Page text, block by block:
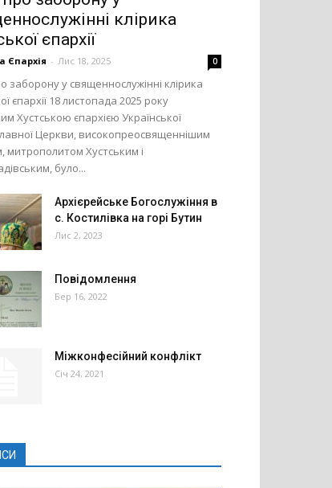
клірика
єпархії
Єпархія - Лис 18, 2025 0
заборону у священнослужінні клірика
єпархії 18 листопада 2025 року
Хустською єпархією Української
Церкви, високопреосвященнішим
митрополитом Хустським і
було...
Архієрейське Богослужіння в
с. Костилівка на горі Бутин
Лис 2, 2023
Повідомлення
Бер 16, 2022
Міжконфесійний конфлікт
Січ 24, 2021